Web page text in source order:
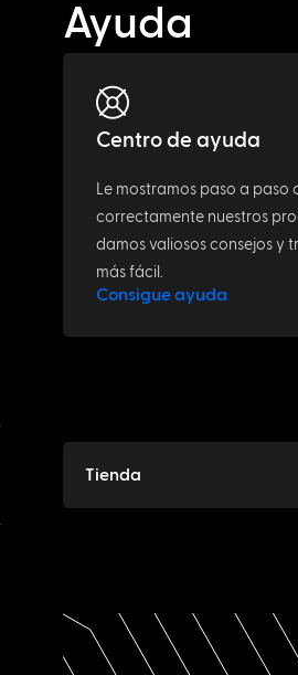
Ayuda
Centro de ayuda
Le mostramos paso a paso
correctamente nuestros
damos valiosos consejos y
más fácil.
Consigue ayuda
Tienda